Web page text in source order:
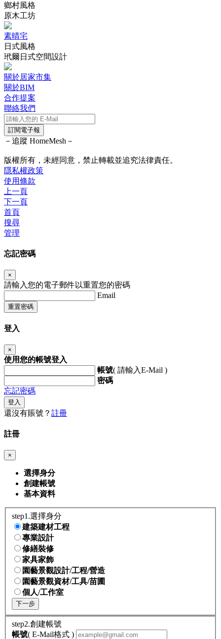
鄉村風格
原木工坊
素晴宅
日式風格
玳爾日式空間設計
關於居家市集
關於BIM
合作提案
聯絡我們
訂閱電子報
－追蹤 HomeMesh－
版權所有，未經同意，禁止轉載並追究法律責任。
隱私權政策
使用條款
上一頁
下一頁
首頁
搜尋
管理
忘記密碼
×
請輸入您的電子郵件以重置您的密碼
Email
重置密碼
登入
×
使用您的帳號登入
帳號( 請輸入E-Mail )
密碼
忘記密碼
登入
還沒有賬號？ 註冊
註冊
×
選擇身分
創建帳號
基本資料
step1.選擇身分
建築建材工程
專業設計
修繕裝修
家具家飾
園藝景觀設計/工程/營造
園藝景觀資材/工具/苗圃
個人/工作室
下一步
step2.創建帳號
帳號( E-Mail格式 )